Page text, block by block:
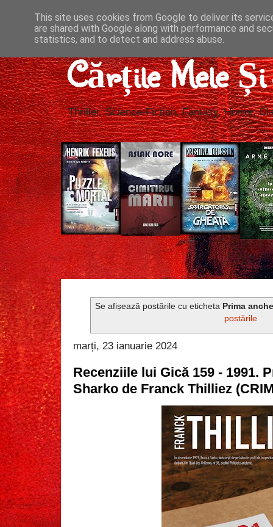
Cărțile Mele
Thriller, Science-Fiction, Fantasy, Horror,
Se afișează postările cu eticheta Prima
postările
marți, 23 ianuarie 2024
Recenziile lui Gică 159 - 1991.
Sharko de Franck Thilliez
This site uses cookies from Google to deliver its
are shared with Google along with performance and
statistics, and to detect and address abuse.